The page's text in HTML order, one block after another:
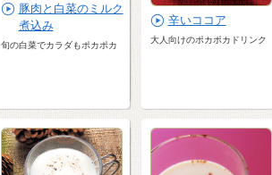
豚肉と白菜のミルク
煮込み
旬の白菜でカラダもポカポカ
辛いココア
大人向けのポカポカドリンク